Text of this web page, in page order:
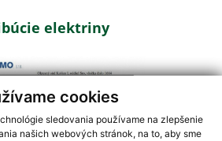
cookies
sledovania používame na zlepšenie
našich webových stránok, na to, aby sme
elektriny